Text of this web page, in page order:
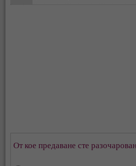
От кое предаване сте